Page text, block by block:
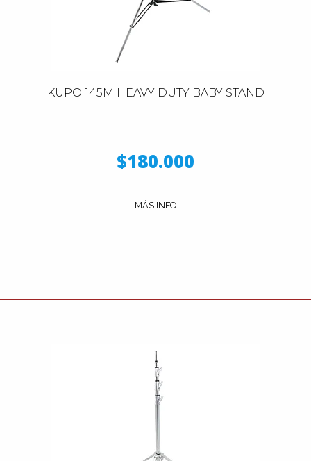
KUPO 145M HEAVY DUTY BABY STAND
$180.000
MÁS INFO